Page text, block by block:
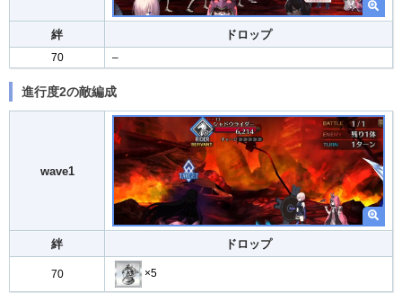
絆 ドロップ
70 –
進行度2の敵編成
wave1
絆 ドロップ
70 ×5